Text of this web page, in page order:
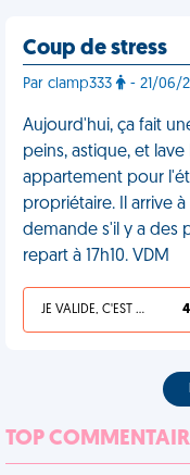
Coup de stress
Par clamp333 - 21/06/
Aujourd'hui, ça fait
peins, astique, et
appartement pour
propriétaire. Il arrive
demande s'il y a des
repart à 17h10. VDM
JE VALIDE, C'EST UNE VDM
TOP